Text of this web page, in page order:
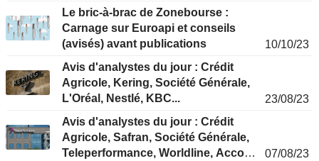
Le bric-à-brac de Zonebourse :
Carnage sur Euroapi et conseils
(avisés) avant publications
10/10/23
Avis d'analystes du jour : Crédit
Agricole, Kering, Société Générale,
L'Oréal, Nestlé, KBC...
23/08/23
Avis d'analystes du jour : Crédit
Agricole, Safran, Société Générale,
Teleperformance, Worldline, Accor,
07/08/23